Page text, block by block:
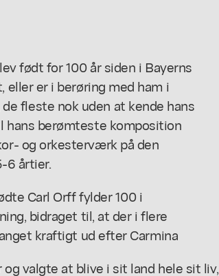
født for 100 år siden i Bayerns
er i berøring med ham i
de fleste nok uden at kende hans
hans berømteste komposition
og orkesterværk på den
6 årtier.
Carl Orff fylder 100 i
bidraget til, at der i flere
kraftigt ud efterCarmina
valgte at blive i sit land hele sit liv,